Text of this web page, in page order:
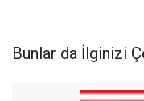
Bunlar da İlginizi